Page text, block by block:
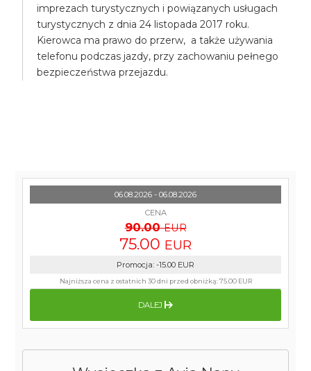
imprezach turystycznych i powiązanych usługach
turystycznych z dnia 24 listopada 2017 roku.
Kierowca ma prawo do przerw, a także używania
telefonu podczas jazdy, przy zachowaniu pełnego
bezpieczeństwa przejazdu.
06.08.2026 - 06.08.2026
CENA
90.00 EUR
75.00 EUR
Promocja: -15.00 EUR
Najniższa cena z ostatnich 30 dni przed obniżką:75.00 EUR
DALEJ